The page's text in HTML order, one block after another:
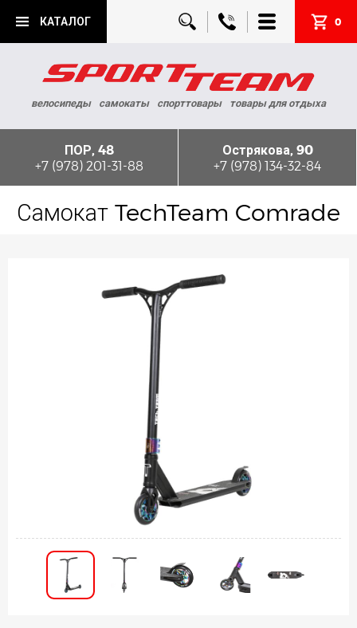
КАТАЛОГ 0
велосипеды самокаты спорттовары товары для отдыха
ПОР, 48
+7 (978) 201-31-88
Острякова, 90
+7 (978) 134-32-84
Самокат TechTeam Comrade